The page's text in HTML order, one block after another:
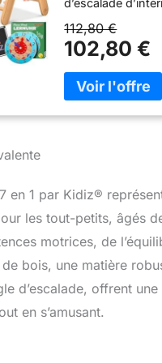
d’escalade
compacte et
véritable multi-
tableau en
enfants puissent
d'apprentissage
dissimulées,
sécurité
offre une
aventuriers.
les enfants
livre ou se
un mélange
fonctionnalité.
112,80 €
102,80 €
en 1 par Kidiz®
les tout-petits, âgés
motrices, de
bois, une matière
d’escalade, offrent
en s’amusant.